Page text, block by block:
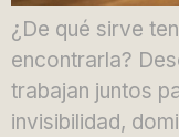
¿De qué sirve
encontrarla?
trabajan juntos
invisibilidad,